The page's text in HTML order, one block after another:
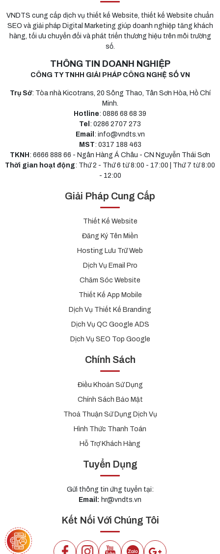
VNDTS cung cấp dịch vụ thiết kế Website, thiết kế Website chuẩn
SEO và giải pháp Digital Marketing giúp doanh nghiệp tăng khách
hàng, tối ưu chuyển đổi và phát triển thương hiệu trên môi trường
số.
THÔNG TIN DOANH NGHIỆP
CÔNG TY TNHH GIẢI PHÁP CÔNG NGHỆ SỐ VN
Trụ Sở: Tòa nhà Kicotrans, 20 Sông Thao, Tân Sơn Hòa, Hồ Chí
Minh.
Hotline: 0886 68 68 39
Tel : 0286 2707 273
Email : info@vndts.vn
MST: 0317 188 463
TKNH : 6666 888 66 - Ngân Hàng Á Châu - CN Nguyễn Thái Sơn
Thời gian hoạt động: Thứ 2 - Thứ 6 từ 8:00 - 17:00 | Thứ 7 từ 8:00
- 12:00
Giải Pháp Cung Cấp
Thiết Kế Website
Đăng Ký Tên Miền
Hosting Lưu Trữ Web
Dịch Vụ Email Pro
Chăm Sóc Website
Thiết Kế App Mobile
Dịch Vụ Thiết Kế Branding
Dịch Vụ QC Google ADS
Dịch Vụ SEO Top Google
Chính Sách
Điều Khoản Sử Dụng
Chính Sách Bảo Mật
Thoả Thuận Sử Dụng Dịch Vụ
Hình Thức Thanh Toán
Hỗ Trợ Khách Hàng
Tuyển Dụng
Gửi thông tin ứng tuyển tại:
Email: hr@vndts.vn
Kết Nối Với Chúng Tôi
DỰ TOÁN CHI PHÍ APP MOBILE